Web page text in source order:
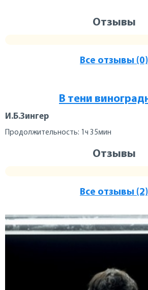
Отзывы
Все отзывы (0)
В тени
И.Б.Зингер
Продолжительность: 1ч 35мин
Отзывы
Все отзывы (2)